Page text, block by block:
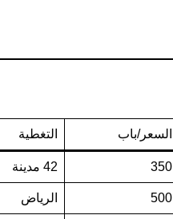
السعر/باب التغطية
350 42 مدينة
500 الرياض